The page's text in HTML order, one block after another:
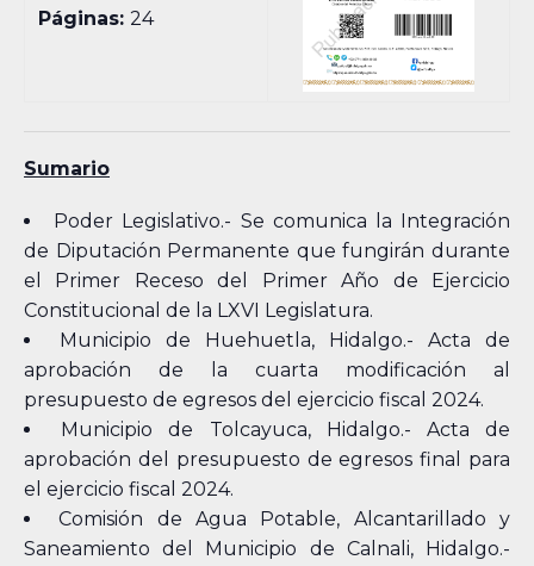
Páginas:24
Sumario
Poder Legislativo.- Se comunica la Integración
de Diputación Permanente que fungirán durante
el Primer Receso del Primer Año de Ejercicio
Constitucional de la LXVI Legislatura.
Municipio de Huehuetla, Hidalgo.- Acta de
aprobación de la cuarta modificación al
presupuesto de egresos del ejercicio fiscal 2024.
Municipio de Tolcayuca, Hidalgo.- Acta de
aprobación del presupuesto de egresos final para
el ejercicio fiscal 2024.
Comisión de Agua Potable, Alcantarillado y
Saneamiento del Municipio de Calnali, Hidalgo.-